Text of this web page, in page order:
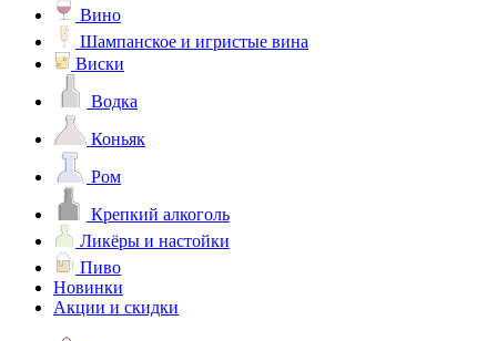
Вино
Шампанское и игристые вина
Виски
Водка
Коньяк
Ром
Крепкий алкоголь
Ликёры и настойки
Пиво
Новинки
Акции и скидки